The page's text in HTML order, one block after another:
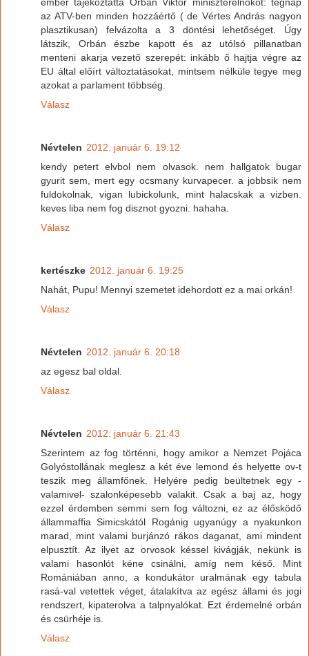
az ATV-ben minden hozzáértő ( de Vértes András nagyon
plasztikusan) felvázolta a 3 döntési lehetőséget. Úgy
látszik, Orbán észbe kapott és az utólsó pillanatban
menteni akarja vezető szerepét: inkább ő hajtja végre az
EU által előírt változtatásokat, mintsem nélküle tegye meg
azokat a parlament többség.
Válasz
Névtelen 2012. január 6. 19:12
kendy petert elvbol nem olvasok. nem hallgatok bugar
gyurit sem, mert egy ocsmany kurvapecer. a jobbsik nem
fuldokolnak, vigan lubickolunk, mint halacskak a vizben.
keves liba nem fog disznot gyozni. hahaha.
Válasz
kertészke 2012. január 6. 19:25
Nahát, Pupu! Mennyi szemetet idehordott ez a mai orkán!
Válasz
Névtelen 2012. január 6. 20:18
az egesz bal oldal.
Válasz
Névtelen 2012. január 6. 21:43
Szerintem az fog történni, hogy amikor a Nemzet Pojáca
Golyóstollának meglesz a két éve lemond és helyette ov-t
teszik meg államfőnek. Helyére pedig beültetnek egy -
valamivel- szalonképesebb valakit. Csak a baj az, hogy
ezzel érdemben semmi sem fog változni, ez az élősködő
állammaffia Simicskától Rogánig ugyanúgy a nyakunkon
marad, mint valami burjánzó rákos daganat, ami mindent
elpusztít. Az ilyet az orvosok késsel kivágják, nekünk is
valami hasonlót kéne csinálni, amíg nem késő. Mint
Romániában anno, a kondukátor uralmának egy tabula
rasá-val vetettek véget, átalakítva az egész állami és jogi
rendszert, kipaterolva a talpnyalókat. Ezt érdemelné orbán
és csürhéje is.
Válasz